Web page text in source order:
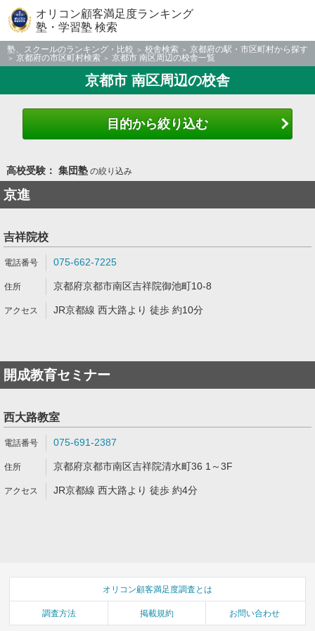
オリコン顧客満足度ランキング
塾・学習塾 検索
塾、スクールのランキング・比較 校舎検索
京都府の駅・市区町村から探す
京都府の市区町村検索
京都市 南区周辺の校舎一覧
京都市 南区周辺の校舎
目的から絞り込む
高校受験： 集団塾の絞り込み
京進
吉祥院校
075-662-7225
京都府京都市南区吉祥院御池町10-8
JR京都線 西大路より 徒歩 約10分
開成教育セミナー
西大路教室
075-691-2387
京都府京都市南区吉祥院清水町36 1～3F
JR京都線 西大路より 徒歩 約4分
オリコン顧客満足度調査とは
調査方法 掲載規約 お問い合わせ